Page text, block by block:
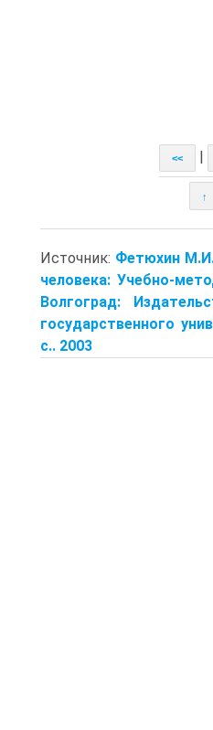
<<
↑
Источник: Фетюхин
человека: Учебно-
Волгоград:
государственного
с.. 2003